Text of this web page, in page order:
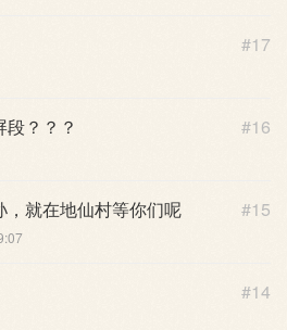
#17
#16
？？？
#15
就在地仙村等你们呢
#14